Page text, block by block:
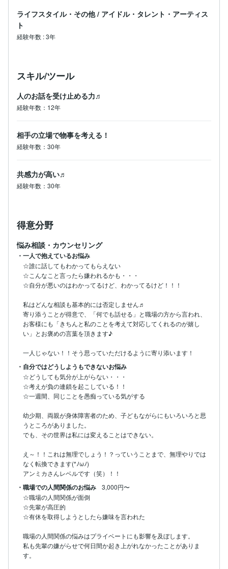
ライフスタイル・その他 / アイドル・タレント・アーティス
ト
経験年数 :3年
スキル/ツール
人のお話を受け止める力♬
経験年数：12年
相手の立場で物事を考える！
経験年数：30年
共感力が高い♬
経験年数：30年
得意分野
悩み相談・カウンセリング
・一人で抱えているお悩み
☆誰に話してもわかってもらえない
☆こんなこと言ったら嫌われるかも・・・
☆自分が悪いのはわかってるけど、わかってるけど！！！
私はどんな相談も基本的には否定しません♬
寄り添うことが得意で、「何でも話せる」と職場の方から言われ、
お客様にも「きちんと私のことを考えて対応してくれるのが嬉し
い」とお褒めの言葉を頂きます♪
一人じゃない！！そう思っていただけるように寄り添います！
・自分ではどうしようもできないお悩み
☆どうしても気分が上がらない・・・
☆考えが負の連鎖を起こしている！！
☆一週間、同じことを愚痴っている気がする
幼少期、両親が身体障害者のため、子どもながらにもいろいろと思
うところがありました。
でも、その世界は私には変えることはできない。
え～！！これは無理でしょう！？っていうことまで、無理やりでは
なく転換できます(*ﾉωﾉ)
アンミカさんレベルです（笑）！！
・職場での人間関係のお悩み
3,000円〜
☆職場の人間関係が面倒
☆先輩が高圧的
☆有休を取得しようとしたら嫌味を言われた
職場の人間関係の悩みはプライベートにも影響を及ぼします。
私も先輩の嫌がらせで何日間か起き上がれなかったことがありま
す。